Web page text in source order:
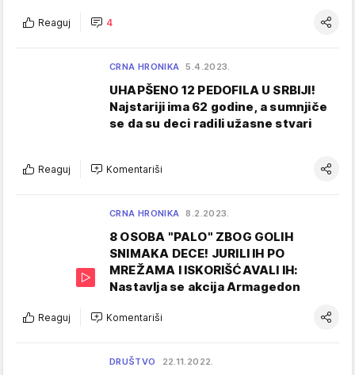
Reaguj 4
CRNA HRONIKA 5.4.2023.
UHAPŠENO 12 PEDOFILA U SRBIJI!
Najstariji ima 62 godine, a sumnjiče
se da su deci radili užasne stvari
Reaguj Komentariši
CRNA HRONIKA 8.2.2023.
8 OSOBA "PALO" ZBOG GOLIH
SNIMAKA DECE! JURILI IH PO
MREŽAMA I ISKORIŠĆAVALI IH:
Nastavlja se akcija Armagedon
Reaguj Komentariši
DRUŠTVO 22.11.2022.